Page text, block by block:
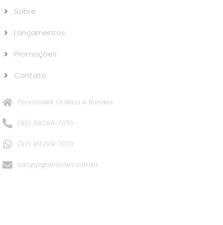
Sobre
Lançamentos
Promoções
Contato
Personalitê Gráfica e Brindes
(92) 99299-7070
(92) 99299-7070
sac@pgbbrindes.com.br